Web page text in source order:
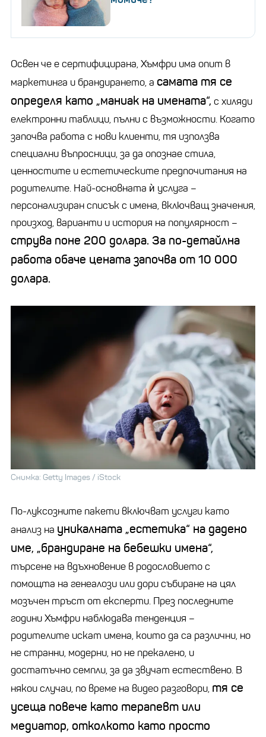
Освен че е сертифицирана, Хъмфри има опит в
маркетинга и брандирането, а самата тя се
определя като „маниак на имената“, с хиляди
електронни таблици, пълни с възможности. Когато
започва работа с нови клиенти, тя използва
специални въпросници, за да опознае стила,
ценностите и естетическите предпочитания на
родителите. Най-основната ѝ услуга –
персонализиран списък с имена, включващ значения,
произход, варианти и история на популярност –
струва поне 200 долара. За по-детайлна
работа обаче цената започва от 10 000
долара.
Снимка: Getty Images / iStock
По-луксозните пакети включват услуги като
анализ на уникалната „естетика“ на дадено
име, „брандиране на бебешки имена“,
търсене на вдъхновение в родословието с
помощта на генеалози или дори събиране на цял
мозъчен тръст от експерти. През последните
години Хъмфри наблюдава тенденция –
родителите искат имена, които да са различни, но
не странни, модерни, но не прекалено, и
достатъчно семпли, за да звучат естествено. В
някои случаи, по време на видео разговори, тя се
усеща повече като терапевт или
медиатор, отколкото като просто